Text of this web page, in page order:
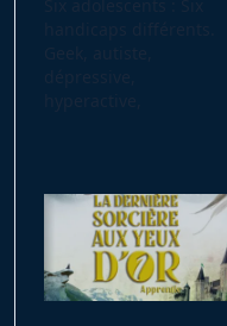
être paré ! Ces enfants
délaissés par leur
famille ont été
récupérés par le
docteur Anton Sheffer